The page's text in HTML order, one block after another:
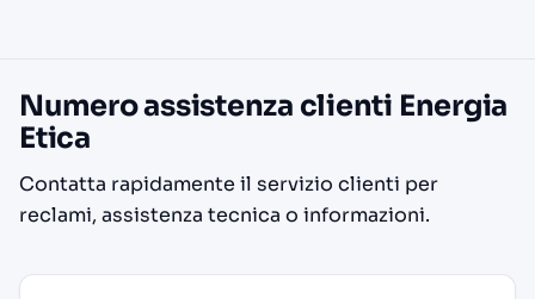
Numero assistenza clienti Energia
Etica
Contatta rapidamente il servizio clienti per
reclami, assistenza tecnica o informazioni.